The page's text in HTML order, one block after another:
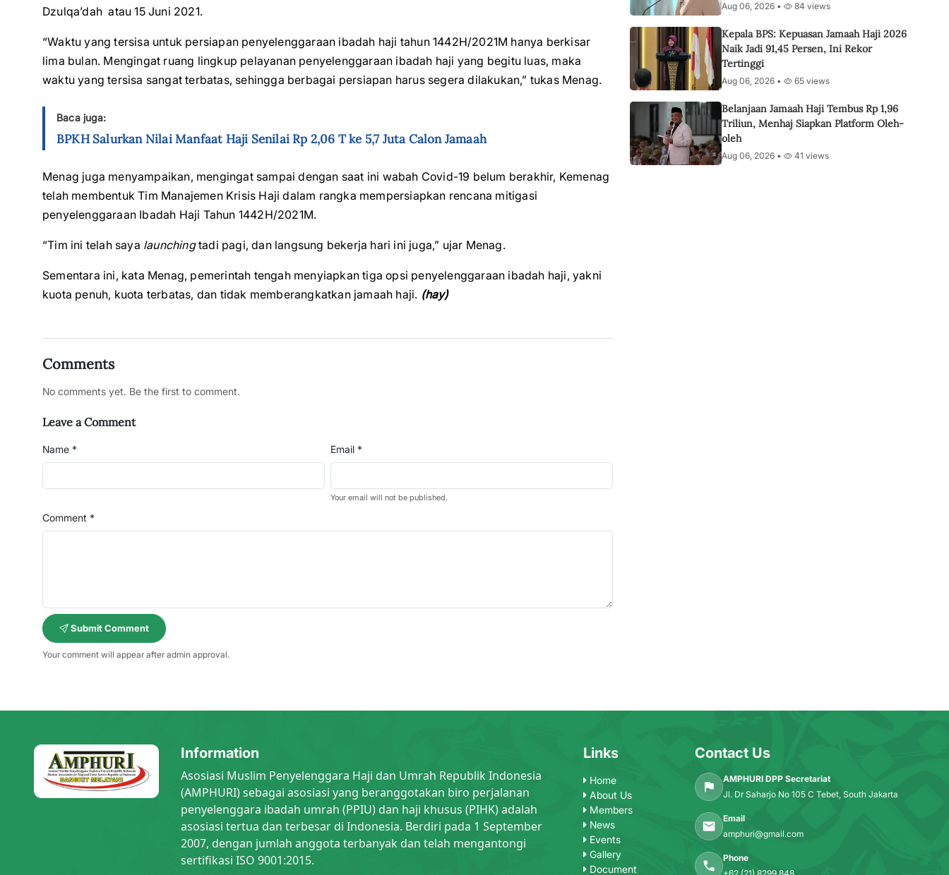
Dzulqa’dah atau 15 Juni 2021.
“Waktu yang tersisa untuk persiapan penyelenggaraan ibadah haji tahun 1442H/2021M hanya berkisar
lima bulan. Mengingat ruang lingkup pelayanan penyelenggaraan ibadah haji yang begitu luas, maka
waktu yang tersisa sangat terbatas, sehingga berbagai persiapan harus segera dilakukan,” tukas Menag.
Baca juga:
BPKH Salurkan Nilai Manfaat Haji Senilai Rp 2,06 T ke 5,7 Juta Calon Jamaah
Menag juga menyampaikan, mengingat sampai dengan saat ini wabah Covid-19 belum berakhir, Kemenag
telah membentuk Tim Manajemen Krisis Haji dalam rangka mempersiapkan rencana mitigasi
penyelenggaraan Ibadah Haji Tahun 1442H/2021M.
“Tim ini telah saya launchingtadi pagi, dan langsung bekerja hari ini juga,” ujar Menag.
Sementara ini, kata Menag, pemerintah tengah menyiapkan tiga opsi penyelenggaraan ibadah haji, yakni
kuota penuh, kuota terbatas, dan tidak memberangkatkan jamaah haji. (hay)
Comments
No comments yet. Be the first to comment.
Leave a Comment
Name * Email *
Your email will not be published.
Comment *
Submit Comment
Your comment will appear after admin approval.
Aug 06, 2026 • 84 views
Kepala BPS: Kepuasan Jamaah Haji 2026
Naik Jadi 91,45 Persen, Ini Rekor
Tertinggi
Aug 06, 2026 • 65 views
Belanjaan Jamaah Haji Tembus Rp 1,96
Triliun, Menhaj Siapkan Platform Oleh-
oleh
Aug 06, 2026 • 41 views
Information
Asosiasi Muslim Penyelenggara Haji dan Umrah Republik Indonesia
(AMPHURI) sebagai asosiasi yang beranggotakan biro perjalanan
penyelenggara ibadah umrah (PPIU) dan haji khusus (PIHK) adalah
asosiasi tertua dan terbesar di Indonesia. Berdiri pada 1 September
2007, dengan jumlah anggota terbanyak dan telah mengantongi
sertifikasi ISO 9001:2015.
Links
Home
About Us
Members
News
Events
Gallery
Document
Contact Us
AMPHURI DPP Secretariat
Jl. Dr Saharjo No 105 C Tebet, South Jakarta
Email
amphuri@gmail.com
Phone